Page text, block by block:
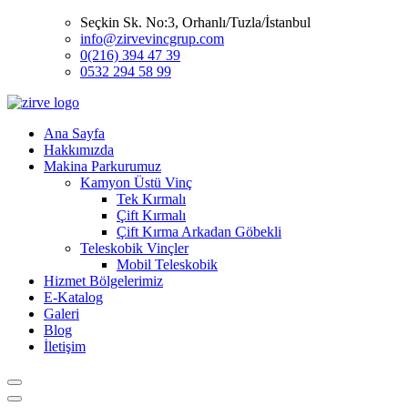
Seçkin Sk. No:3, Orhanlı/Tuzla/İstanbul
info@zirvevincgrup.com
0(216) 394 47 39
0532 294 58 99
Ana Sayfa
Hakkımızda
Makina Parkurumuz
Kamyon Üstü Vinç
Tek Kırmalı
Çift Kırmalı
Çift Kırma Arkadan Göbekli
Teleskobik Vinçler
Mobil Teleskobik
Hizmet Bölgelerimiz
E-Katalog
Galeri
Blog
İletişim